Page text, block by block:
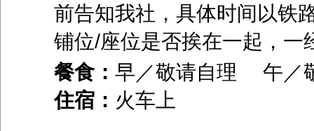
前告知我社，具体时间以铁
铺位/座位是否挨在一起，一
餐食： 早／敬请自理 午
住宿： 火车上